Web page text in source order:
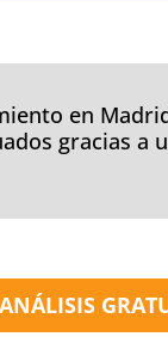
en
gracias